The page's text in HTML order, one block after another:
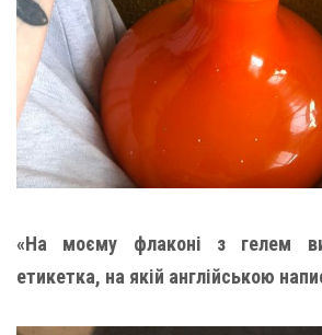
«На моєму флаконі з гелем
етикетка, на якій англійською